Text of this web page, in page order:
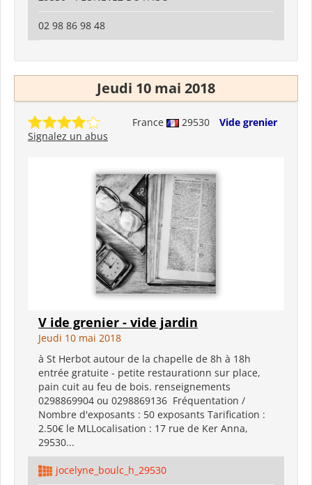
02 98 86 98 48
Jeudi 10 mai 2018
France 29530
Vide grenier
Signalez un abus
V ide grenier - vide jardin
Jeudi 10 mai 2018
à St Herbot autour de la chapelle de 8h à 18h
entrée gratuite - petite restaurationn sur place,
pain cuit au feu de bois. renseignements
0298869904 ou 0298869136 Fréquentation /
Nombre d'exposants : 50 exposants Tarification :
2.50€ le MLLocalisation : 17 rue de Ker Anna,
29530...
jocelyne_boulc_h_29530